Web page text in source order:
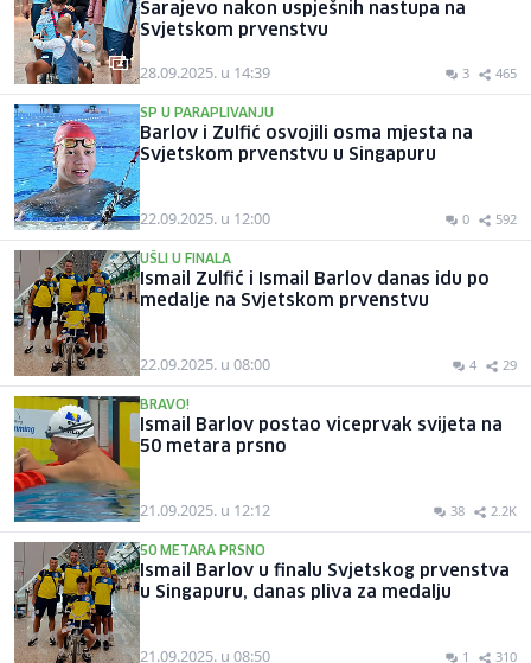
Sarajevo nakon uspješnih nastupa na
Svjetskom prvenstvu
28.09.2025. u 14:39 3 465
SP U PARAPLIVANJU
Barlov i Zulfić osvojili osma mjesta na
Svjetskom prvenstvu u Singapuru
22.09.2025. u 12:00 0 592
UŠLI U FINALA
Ismail Zulfić i Ismail Barlov danas idu po
medalje na Svjetskom prvenstvu
22.09.2025. u 08:00 4 29
BRAVO!
Ismail Barlov postao viceprvak svijeta na
50 metara prsno
21.09.2025. u 12:12 38 2.2K
50 METARA PRSNO
Ismail Barlov u finalu Svjetskog prvenstva
u Singapuru, danas pliva za medalju
21.09.2025. u 08:50 1 310